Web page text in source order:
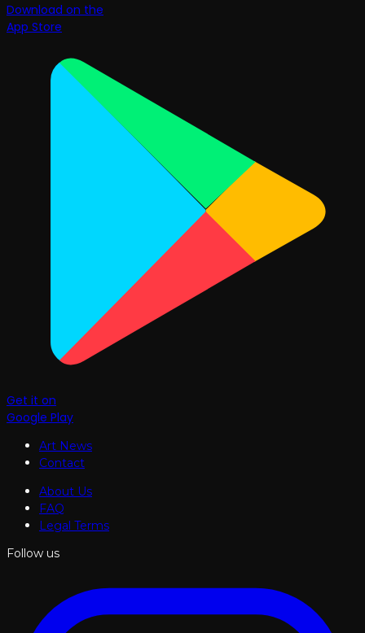
Download on the
App Store
Get it on
Google Play
Art News
Contact
About Us
FAQ
Legal Terms
Follow us